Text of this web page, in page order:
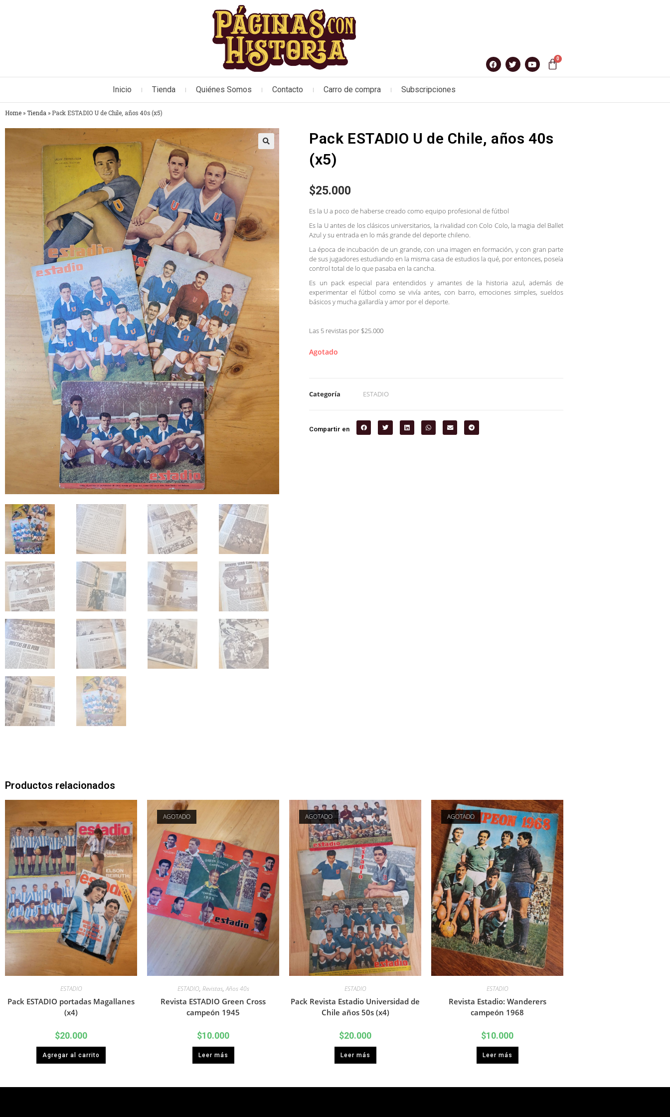
Inicio Tienda Quiénes Somos Contacto Carro de compra Subscripciones
Home » Tienda » Pack ESTADIO U de Chile, años 40s (x5)
Pack ESTADIO U de Chile, años 40s
(x5)
$25.000
Es la U a poco de haberse creado como equipo profesional de fútbol
Es la U antes de los clásicos universitarios, la rivalidad con Colo Colo, la magia del Ballet
Azul y su entrada en lo más grande del deporte chileno.
La época de incubación de un grande, con una imagen en formación, y con gran parte
de sus jugadores estudiando en la misma casa de estudios la qué, por entonces, poseía
control total de lo que pasaba en la cancha.
Es un pack especial para entendidos y amantes de la historia azul, además de
experimentar el fútbol como se vivía antes, con barro, emociones simples, sueldos
básicos y mucha gallardía y amor por el deporte.
Las 5 revistas por $25.000
Agotado
Categoría ESTADIO
Compartir en
Productos relacionados
ESTADIO
Pack ESTADIO portadas Magallanes
(x4)
$20.000
Agregar al carrito
AGOTADO
ESTADIO, Revistas,Años 40s
Revista ESTADIO Green Cross
campeón 1945
$10.000
Leer más
AGOTADO
ESTADIO
Pack Revista Estadio Universidad de
Chile años 50s (x4)
$20.000
Leer más
AGOTADO
ESTADIO
Revista Estadio: Wanderers
campeón 1968
$10.000
Leer más